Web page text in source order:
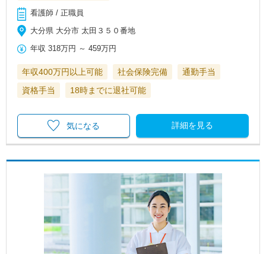
看護師 / 正職員
大分県 大分市 太田３５０番地
年収 318万円 ～459万円
年収400万円以上可能 社会保険完備
通勤手当
資格手当
18時までに退社可能
詳細を見る
気になる